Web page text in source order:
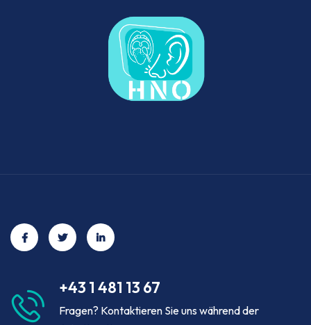
+43 1 481 13 67
Fragen? Kontaktieren Sie uns während der